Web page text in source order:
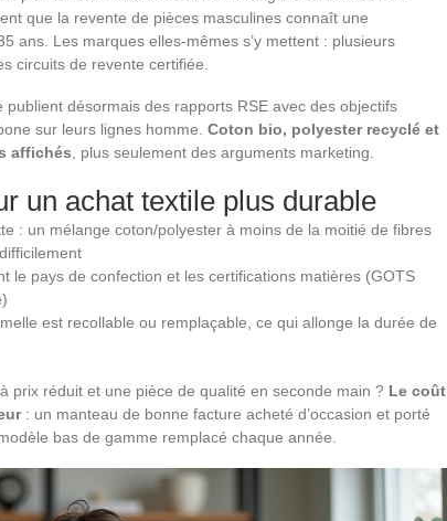
que la revente de pièces masculines connaît une
ans. Les marques elles-mêmes s’y mettent : plusieurs
circuits de revente certifiée.
désormais des rapports RSE avec des objectifs
sur leurs lignes homme. Coton bio, polyester recyclé et
affichés , plus seulement des arguments marketing.
un achat textile plus durable
: un mélange coton/polyester à moins de la moitié de fibres
le pays de confection et les certifications matières (GOTS
est recollable ou remplaçable, ce qui allonge la durée de
prix réduit et une pièce de qualité en seconde main ? Le coût
: un manteau de bonne facture acheté d’occasion et porté
bas de gamme remplacé chaque année.